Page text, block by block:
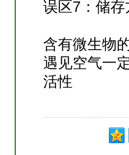
误区7：储存
含有微生物
遇见空气一
活性